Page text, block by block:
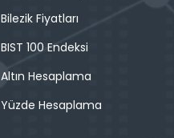
Bilezik Fiyatları
BIST 100 Endeksi
Altın Hesaplama
Yüzde Hesaplama